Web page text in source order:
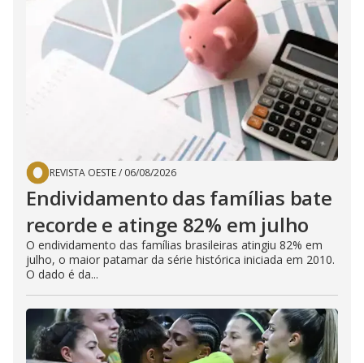
REVISTA OESTE/ 06/08/2026
Endividamento das famílias bate
recorde e atinge 82% em julho
O endividamento das famílias brasileiras atingiu 82% em
julho, o maior patamar da série histórica iniciada em 2010.
O dado é da...